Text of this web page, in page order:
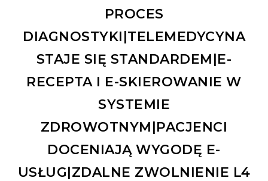
PROCES
DIAGNOSTYKI|TELEMEDYCYNA
STAJE SIĘ STANDARDEM|E-
RECEPTA I E-SKIEROWANIE W
SYSTEMIE
ZDROWOTNYM|PACJENCI
DOCENIAJĄ WYGODĘ E-
USŁUG|ZDALNE ZWOLNIENIE L4